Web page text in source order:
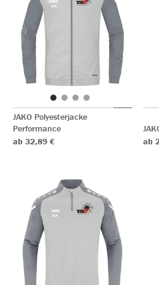
JAKO Polyesterjacke
Performance
ab 32,89 €
ab